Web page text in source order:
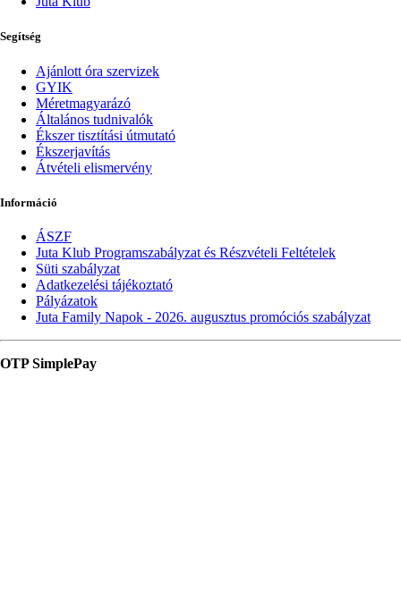
Segítség
Ajánlott óra szervizek
GYIK
Méretmagyarázó
Általános tudnivalók
Ékszer tisztítási útmutató
Ékszerjavítás
Átvételi elismervény
Információ
ÁSZF
Juta Klub Programszabályzat és Részvételi Feltételek
Süti szabályzat
Adatkezelési tájékoztató
Pályázatok
Juta Family Napok - 2026. augusztus promóciós szabályzat
OTP SimplePay